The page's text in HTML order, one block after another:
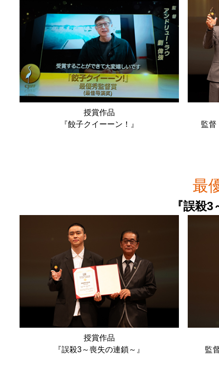
授賞作品
『餃子クイーーン！』
監督
最
『誤殺
授賞作品
『誤殺3～喪失の連鎖～』
監